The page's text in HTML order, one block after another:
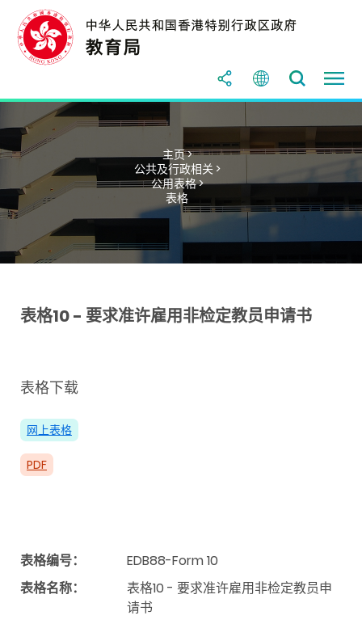
主页 >
公共及行政相关 >
公用表格 >
表格
表格10 - 要求准许雇用非检定教员申请书
表格下载
网上表格
PDF
表格编号：
EDB88-Form 10
表格名称：
表格10 - 要求准许雇用非检定教员申
请书